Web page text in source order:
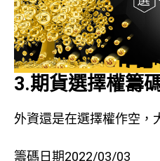
3.期貨選擇權籌
外資還是在選擇權作空，
籌碼日期2022/03/03